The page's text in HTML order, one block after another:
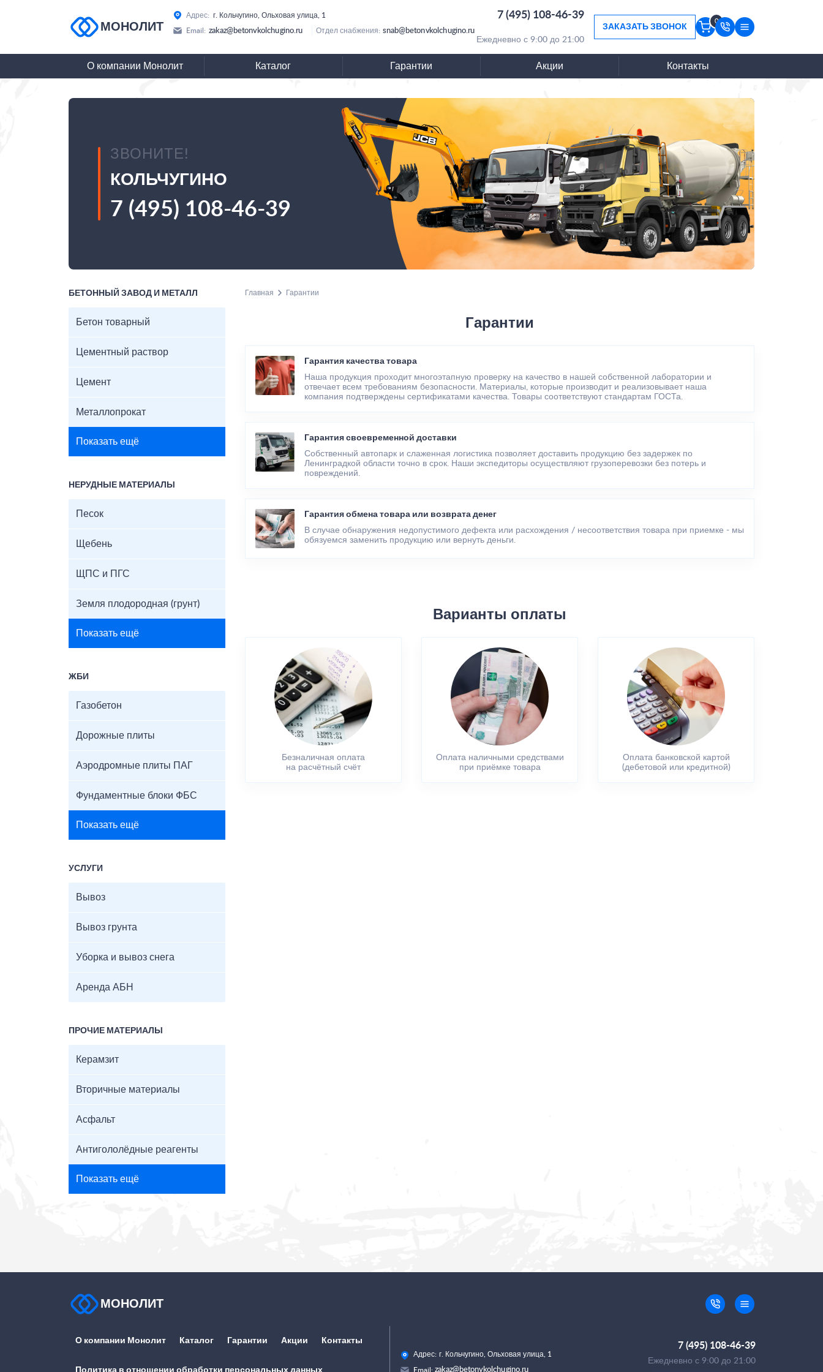
МОНОЛИТ
Адрес: г. Кольчугино, Ольховая улица, 1 7 (495) 108-46-39
Email: zakaz@betonvkolchugino.ru Отдел снабжения: snab@betonvkolchugino.ru
Ежедневно с 9:00 до 21:00
ЗАКАЗАТЬ ЗВОНОК
0
О компании Монолит Каталог Гарантии Акции Контакты
ЗВОНИТЕ!
КОЛЬЧУГИНО
7 (495) 108-46-39
БЕТОННЫЙ ЗАВОД И МЕТАЛЛ
Бетон товарный
Цементный раствор
Цемент
Металлопрокат
Показать ещё
НЕРУДНЫЕ МАТЕРИАЛЫ
Песок
Щебень
ЩПС и ПГС
Земля плодородная (грунт)
Показать ещё
ЖБИ
Газобетон
Дорожные плиты
Аэродромные плиты ПАГ
Фундаментные блоки ФБС
Показать ещё
УСЛУГИ
Вывоз
Вывоз грунта
Уборка и вывоз снега
Аренда АБН
ПРОЧИЕ МАТЕРИАЛЫ
Керамзит
Вторичные материалы
Асфальт
Антигололёдные реагенты
Показать ещё
Главная Гарантии
Гарантии
Гарантия качества товара
Наша продукция проходит многоэтапную проверку на качество в нашей собственной лаборатории и
отвечает всем требованиям безопасности. Материалы, которые производит и реализовывает наша
компания подтверждены сертификатами качества. Товары соответствуют стандартам ГОСТа.
Гарантия своевременной доставки
Собственный автопарк и слаженная логистика позволяет доставить продукцию без задержек по
Ленинградкой области точно в срок. Наши экспедиторы осуществляют грузоперевозки без потерь и
повреждений.
Гарантия обмена товара или возврата денег
В случае обнаружения недопустимого дефекта или расхождения / несоответствия товара при приемке - мы
обязуемся заменить продукцию или вернуть деньги.
Варианты оплаты
Безналичная оплата
на расчётный счёт
Оплата наличными средствами
при приёмке товара
Оплата банковской картой
(дебетовой или кредитной)
МОНОЛИТ
О компании Монолит Каталог Гарантии Акции Контакты
Политика в отношении обработки персональных данных
Адрес: г. Кольчугино, Ольховая улица, 1
Email: zakaz@betonvkolchugino.ru
7 (495) 108-46-39
Ежедневно с 9:00 до 21:00